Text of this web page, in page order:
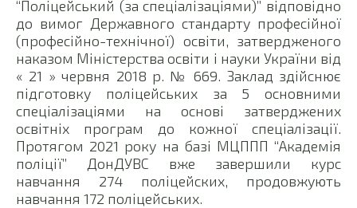
“Поліцейський (за спеціалізаціями)” відповідно
до вимог Державного стандарту професійної
(професійно-технічної) освіти, затвердженого
наказом Міністерства освіти і науки України від
« 21 » червня 2018 р. № 669. Заклад здійснює
підготовку поліцейських за 5 основними
спеціалізаціями на основі затверджених
освітніх програм до кожної спеціалізації.
Протягом 2021 року на базі МЦППП “Академія
поліції” ДонДУВС вже завершили курс
навчання 274 поліцейских, продовжують
навчання 172 поліцейських.